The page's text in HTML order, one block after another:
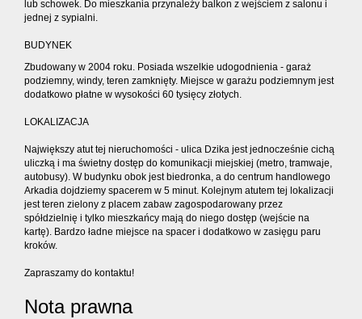
lub schowek. Do mieszkania przynależy balkon z wejściem z salonu i
jednej z sypialni.
BUDYNEK
Zbudowany w 2004 roku. Posiada wszelkie udogodnienia - garaż
podziemny, windy, teren zamknięty. Miejsce w garażu podziemnym jest
dodatkowo płatne w wysokości 60 tysięcy złotych.
LOKALIZACJA
Największy atut tej nieruchomości - ulica Dzika jest jednocześnie cichą
uliczką i ma świetny dostęp do komunikacji miejskiej (metro, tramwaje,
autobusy). W budynku obok jest biedronka, a do centrum handlowego
Arkadia dojdziemy spacerem w 5 minut. Kolejnym atutem tej lokalizacji
jest teren zielony z placem zabaw zagospodarowany przez
spółdzielnię i tylko mieszkańcy mają do niego dostęp (wejście na
kartę). Bardzo ładne miejsce na spacer i dodatkowo w zasięgu paru
kroków.
Zapraszamy do kontaktu!
Nota prawna